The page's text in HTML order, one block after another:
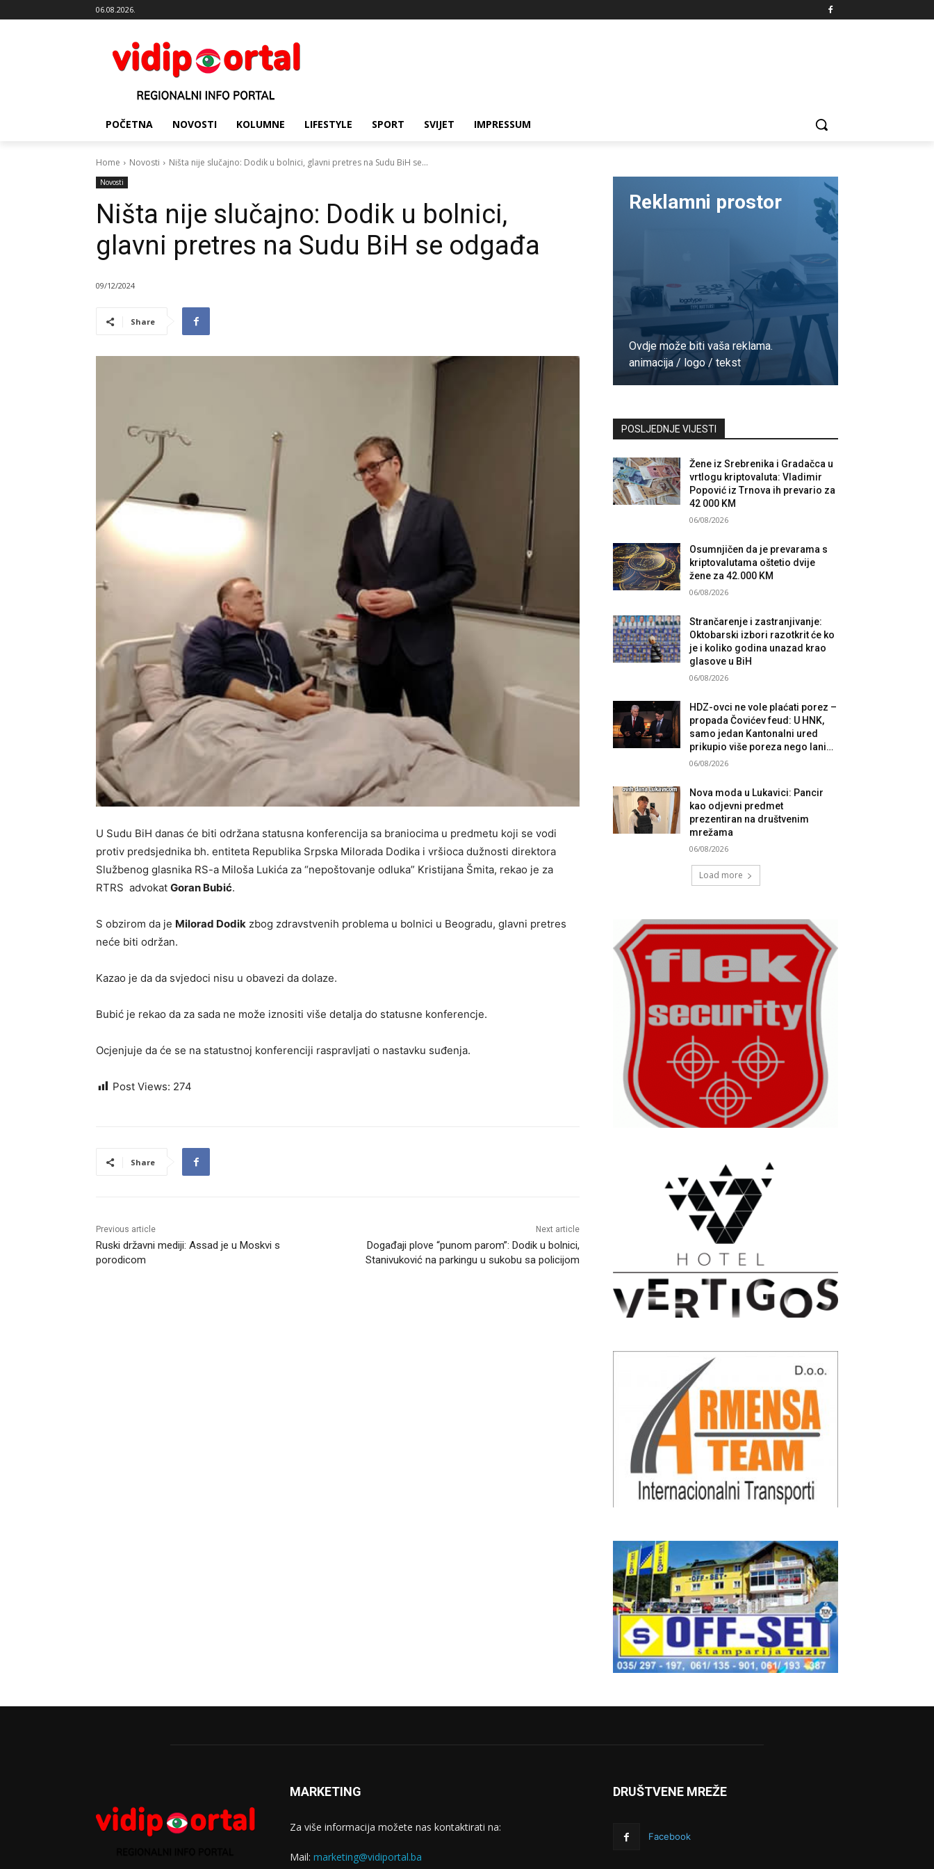
06.08.2026.
POČETNA NOVOSTI KOLUMNE LIFESTYLE SPORT SVIJET IMPRESSUM
Home Novosti Ništa nije slučajno: Dodik u bolnici, glavni pretres na Sudu BiH se...
Novosti
Ništa nije slučajno: Dodik u bolnici,
glavni pretres na Sudu BiH se odgađa
09/12/2024
Share
U Sudu BiH danas će biti održana statusna konferencija sa braniocima u predmetu koji se vodi
protiv predsjednika bh. entiteta Republika Srpska Milorada Dodika i vršioca dužnosti direktora
Službenog glasnika RS-a Miloša Lukića za “nepoštovanje odluka” Kristijana Šmita, rekao je za
RTRS advokat Goran Bubić.
S obzirom da je Milorad Dodik zbog zdravstvenih problema u bolnici u Beogradu, glavni pretres
neće biti održan.
Kazao je da da svjedoci nisu u obavezi da dolaze.
Bubić je rekao da za sada ne može iznositi više detalja do statusne konferencje.
Ocjenjuje da će se na statustnoj konferenciji raspravljati o nastavku suđenja.
Post Views: 274
Share
Previous article
Ruski državni mediji: Assad je u Moskvi s
porodicom
Next article
Događaji plove “punom parom”: Dodik u bolnici,
Stanivuković na parkingu u sukobu sa policijom
Reklamni prostor
Ovdje može biti vaša reklama.
animacija / logo / tekst
POSLJEDNJE VIJESTI
Žene iz Srebrenika i Gradačca u
vrtlogu kriptovaluta: Vladimir
Popović iz Trnova ih prevario za
42 000 KM
06/08/2026
Osumnjičen da je prevarama s
kriptovalutama oštetio dvije
žene za 42.000 KM
06/08/2026
Strančarenje i zastranjivanje:
Oktobarski izbori razotkrit će ko
je i koliko godina unazad krao
glasove u BiH
06/08/2026
HDZ-ovci ne vole plaćati porez –
propada Čovićev feud: U HNK,
samo jedan Kantonalni ured
prikupio više poreza nego lani…
06/08/2026
Nova moda u Lukavici: Pancir
kao odjevni predmet
prezentiran na društvenim
mrežama
06/08/2026
Load more
MARKETING
Za više informacija možete nas kontaktirati na:
Mail: marketing@vidiportal.ba
DRUŠTVENE MREŽE
Facebook